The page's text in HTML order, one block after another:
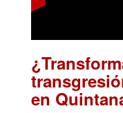
en